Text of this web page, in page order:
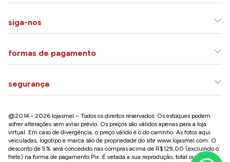
siga-nos
formas de pagamento
segurança
@2014 - 2026 lojasmel – Todos os direitos reservados. Os estoques podem
sofrer alterações sem aviso prévio. Os preços são válidos apenas para a loja
virtual. Em caso de divergência, o preço válido é o do carrinho. As fotos aqui
veiculadas, logotipo e marca são de propriedade do site www.lojasmel.com. O
desconto de 5% será concedido nas compras acima de R$129,00 (excluindo o
frete) na forma de pagamento Pix. É vetada a sua reprodução, total ou parcial,